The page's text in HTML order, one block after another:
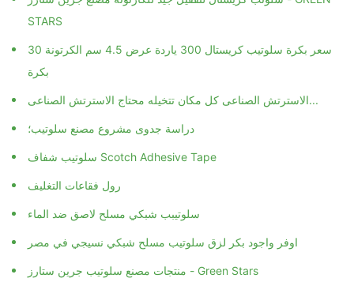
STARS
سعر بكرة سلوتيب كريستال 300 ياردة عرض 4.5 سم الكرتونة 30
بكرة
دراسة جدوى مشروع مصنع سلوتيب؛
سلوتيب شفاف Scotch Adhesive Tape
رول فقاعات التغليف
سلوتيبب شبكي مسلح لاصق ضد الماء
اوفر واجود بكر لزق سلوتيب مسلح شبكي نسيجي في مصر
منتجات مصنع سلوتيب جرين ستارز - Green Stars